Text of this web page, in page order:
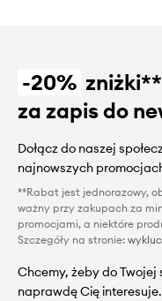
-20%
za zapis do
Dołącz do naszej
najnowszych
**Rabat jest jednorazowy,
ważny przy zakupach za
promocjami, a niektóre
Szczegóły na stronie:
Chcemy, żeby do
naprawdę Cię